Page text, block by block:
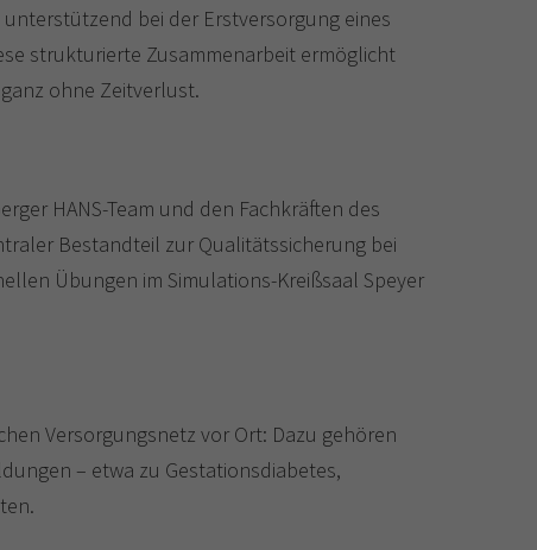
bei der Erstversorgung eines
strukturierte Zusammenarbeit ermöglicht
ohne Zeitverlust.
HANS-Team und den Fachkräften des
Bestandteil zur Qualitätssicherung bei
Übungen im Simulations-Kreißsaal Speyer
Versorgungsnetz vor Ort: Dazu gehören
– etwa zu Gestationsdiabetes,